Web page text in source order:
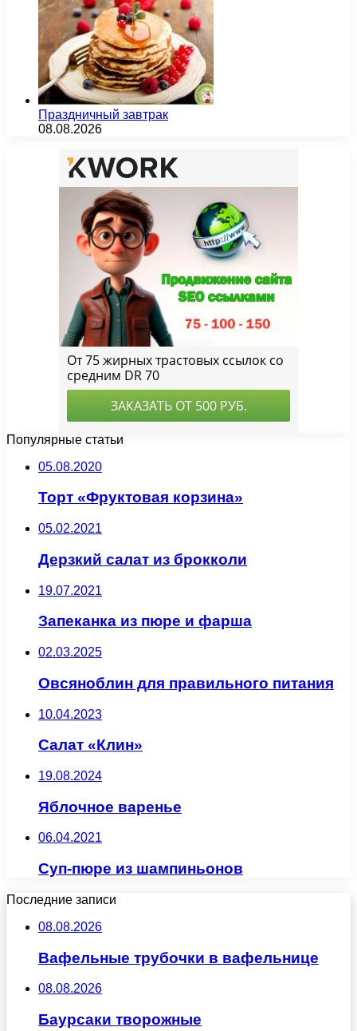
Праздничный завтрак
08.08.2026
Популярные статьи
05.08.2020
Торт «Фруктовая корзина»
05.02.2021
Дерзкий салат из брокколи
19.07.2021
Запеканка из пюре и фарша
02.03.2025
Овсяноблин для правильного питания
10.04.2023
Салат «Клин»
19.08.2024
Яблочное варенье
06.04.2021
Суп-пюре из шампиньонов
Последние записи
08.08.2026
Вафельные трубочки в вафельнице
08.08.2026
Баурсаки творожные